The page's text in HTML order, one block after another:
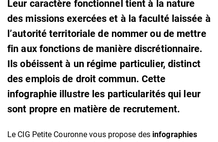
Leur caractère fonctionnel tient à la nature
des missions exercées et à la faculté laissée à
l’autorité territoriale de nommer ou de mettre
fin aux fonctions de manière discrétionnaire.
Ils obéissent à un régime particulier, distinct
des emplois de droit commun. Cette
infographie illustre les particularités qui leur
sont propre en matière de recrutement.
Le CIG Petite Couronne vous propose des infographies